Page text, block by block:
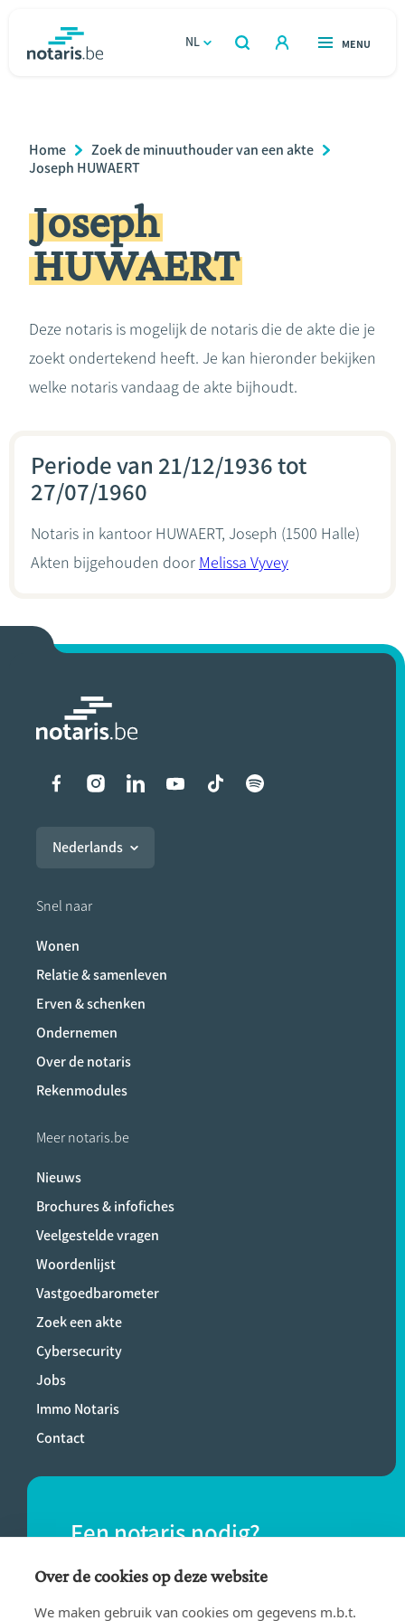
gaan
NL
OPEN
ZOEKEN
OPEN
MENU
Relatie & samenleven
Erven & schenken
Ondernemen
Rekenmodules
Breadcrumb
Home
Zoek de minuuthouder van een akte
Joseph HUWAERT
Joseph
HUWAERT
Deze notaris is mogelijk de notaris die de akte die je
zoekt ondertekend heeft. Je kan hieronder bekijken
welke notaris vandaag de akte bijhoudt.
Periode van 21/12/1936 tot
27/07/1960
Notaris in kantoor HUWAERT, Joseph (1500 Halle)
Akten bijgehouden door Melissa Vyvey
Liens vers les réseaux
Nederlands
Snel naar
Wonen
Relatie & samenleven
Erven & schenken
Ondernemen
Over de notaris
Rekenmodules
Meer notaris.be
Nieuws
Brochures & infofiches
Veelgestelde vragen
Woordenlijst
Vastgoedbarometer
Zoek een akte
Cybersecurity
Jobs
Immo Notaris
Contact
Een notaris nodig?
Vind eenvoudig een notaris bij jou in de
buurt.
Over de cookies op deze website
We maken gebruik van cookies om gegevens m.b.t.